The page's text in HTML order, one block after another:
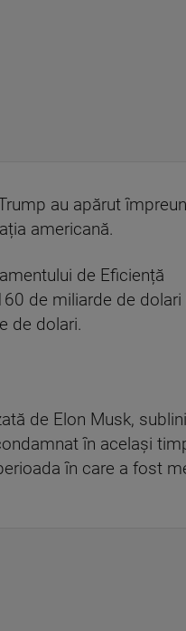
au apărut
americană.
de Eficiență
de miliarde de dolari
de dolari.
de Elon Musk,
în același
în care a fost